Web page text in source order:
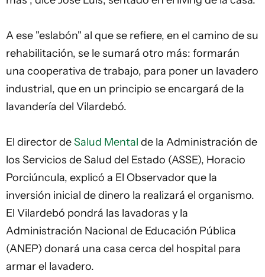
A ese "eslabón" al que se refiere, en el camino de su
rehabilitación, se le sumará otro más: formarán
una cooperativa de trabajo, para poner un lavadero
industrial, que en un principio se encargará de la
lavandería del Vilardebó.
El director deSalud Mental de la Administración de
los Servicios de Salud del Estado (ASSE), Horacio
Porciúncula, explicó a El Observador que la
inversión inicial de dinero la realizará el organismo.
El Vilardebó pondrá las lavadoras y la
Administración Nacional de Educación Pública
(ANEP) donará una casa cerca del hospital para
armar el lavadero.